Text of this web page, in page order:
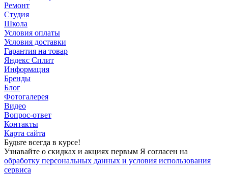
Ремонт
Студия
Школа
Условия оплаты
Условия доставки
Гарантия на товар
Яндекс Сплит
Информация
Бренды
Блог
Фотогалерея
Видео
Вопрос-ответ
Контакты
Карта сайта
Будьте всегда в курсе!
Узнавайте о скидках и акциях первым Я согласен на
обработку персональных данных и условия использования
сервиса